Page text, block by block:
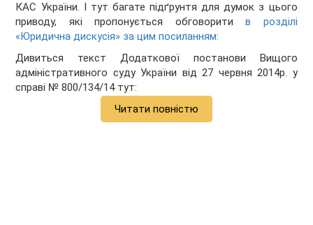
КАС України. І тут багате підґрунтя для думок з цього
приводу, які пропонується обговоритив розділі
«Юридична дискусія» за цим посиланням:
Дивиться текст Додаткової постанови Вищого
адміністративного суду України від 27 червня 2014р. у
справі № 800/134/14 тут:
Читати повністю